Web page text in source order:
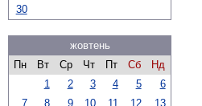
30
жовтень
Пн
Вт Ср Чт Пт Сб
Нд
1
2 3 4 5
6
7
8 9 10 11 12
13